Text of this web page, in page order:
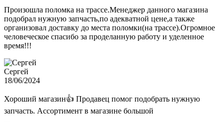
Произошла поломка на трассе.Менеджер данного магазина
подобрал нужную запчасть,по адекватной цене,а также
организовал доставку до места поломки(на трассе).Огромное
человеческое спасибо за проделанную работу и уделенное
время!!!
Сергей
18/06/2024
Хороший магазин👍 Продавец помог подобрать нужную
запчасть. Ассортимент в магазине большой